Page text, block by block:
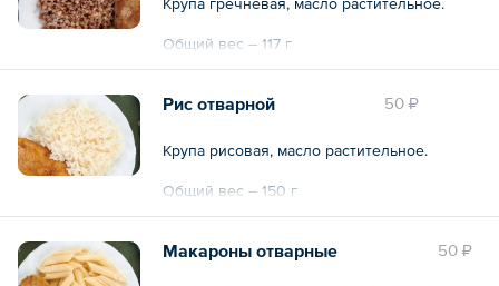
Общий вес – 117 г
50 ₽
Рис отварной
Крупа рисовая, масло растительное.
Общий вес – 150 г
50 ₽
Макароны отварные